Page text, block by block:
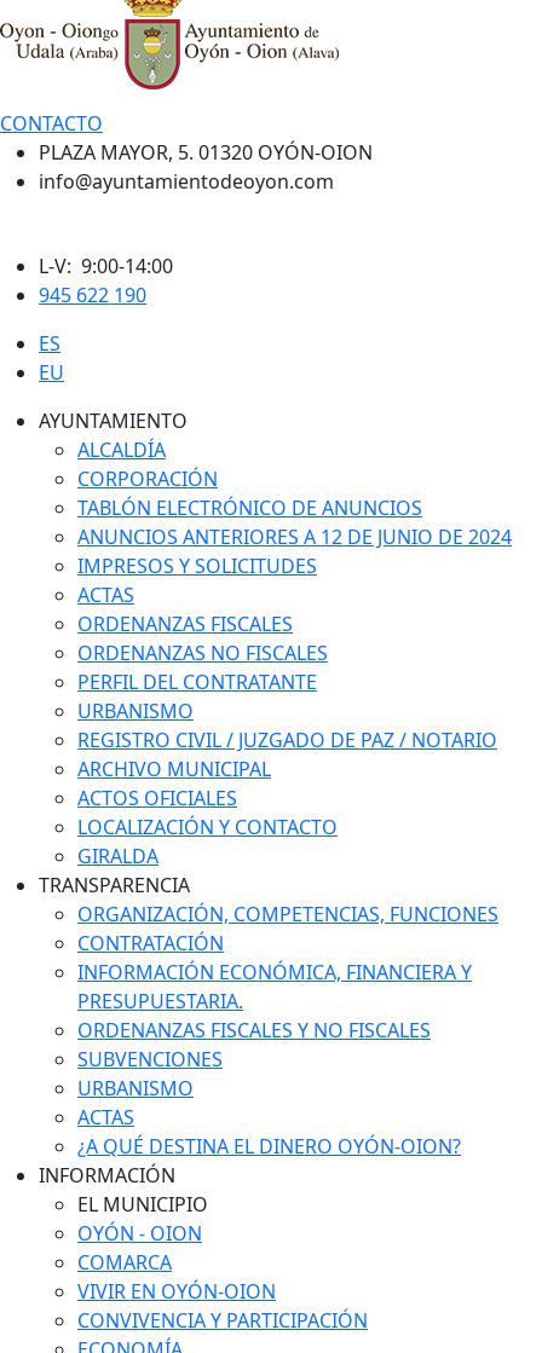
CONTACTO
PLAZA MAYOR, 5. 01320 OYÓN-OION
info@ayuntamientodeoyon.com
L-V: 9:00-14:00
945 622 190
ES
EU
AYUNTAMIENTO
ALCALDÍA
CORPORACIÓN
TABLÓN ELECTRÓNICO DE ANUNCIOS
ANUNCIOS ANTERIORES A 12 DE JUNIO DE 2024
IMPRESOS Y SOLICITUDES
ACTAS
ORDENANZAS FISCALES
ORDENANZAS NO FISCALES
PERFIL DEL CONTRATANTE
URBANISMO
REGISTRO CIVIL / JUZGADO DE PAZ / NOTARIO
ARCHIVO MUNICIPAL
ACTOS OFICIALES
LOCALIZACIÓN Y CONTACTO
GIRALDA
TRANSPARENCIA
ORGANIZACIÓN, COMPETENCIAS, FUNCIONES
CONTRATACIÓN
INFORMACIÓN ECONÓMICA, FINANCIERA Y
PRESUPUESTARIA.
ORDENANZAS FISCALES Y NO FISCALES
SUBVENCIONES
URBANISMO
ACTAS
¿A QUÉ DESTINA EL DINERO OYÓN-OION?
INFORMACIÓN
EL MUNICIPIO
OYÓN - OION
COMARCA
VIVIR EN OYÓN-OION
CONVIVENCIA Y PARTICIPACIÓN